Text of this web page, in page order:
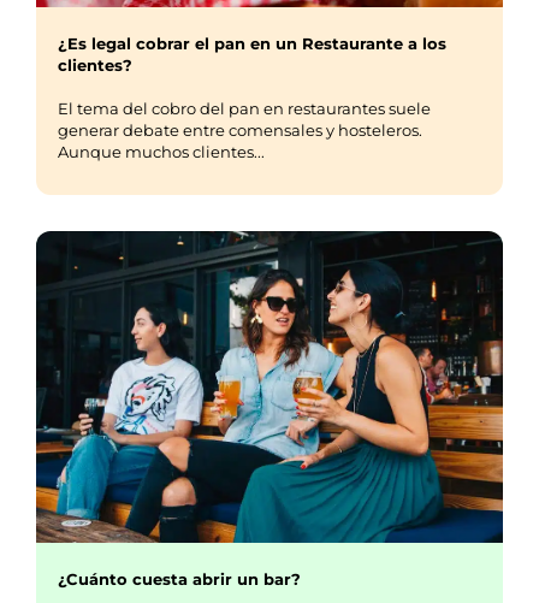
¿Es legal cobrar el pan en un Restaurante a los
clientes?
El tema del cobro del pan en restaurantes suele
generar debate entre comensales y hosteleros.
Aunque muchos clientes...
¿Cuánto cuesta abrir un bar?